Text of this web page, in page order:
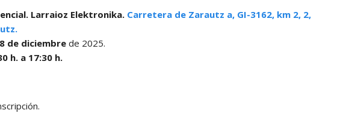
Larraioz Elektronika. Carretera de Zarautz a, GI-3162, km 2, 2,
de diciembrede 2025.
h. a 17:30 h.